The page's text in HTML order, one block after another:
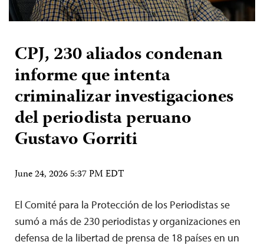
CPJ, 230 aliados condenan
informe que intenta
criminalizar investigaciones
del periodista peruano
Gustavo Gorriti
June 24, 2026 5:37 PM EDT
El Comité para la Protección de los Periodistas se
sumó a más de 230 periodistas y organizaciones en
defensa de la libertad de prensa de 18 países en un